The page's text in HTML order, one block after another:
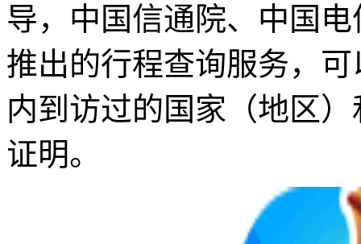
导，中国信通院、中国
推出的行程查询服务，
内到访过的国家（地区
证明。